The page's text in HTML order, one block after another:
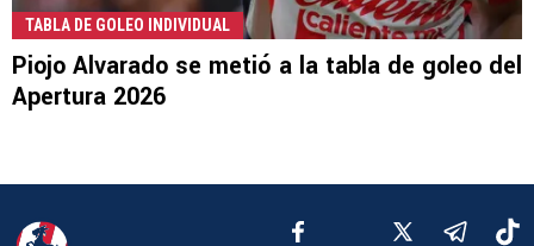
TABLA DE GOLEO INDIVIDUAL
Piojo Alvarado se metió a la tabla de goleo del
Apertura 2026